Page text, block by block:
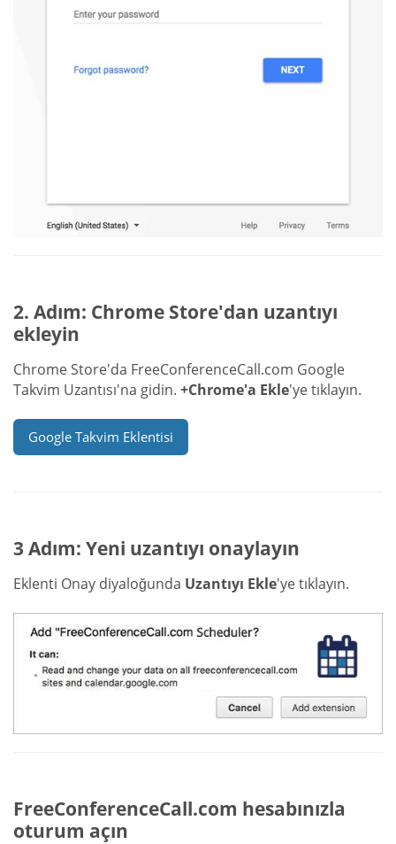
2. Adım: Chrome Store'dan uzantıyı
ekleyin
Chrome Store'da FreeConferenceCall.com Google
Takvim Uzantısı'na gidin. +Chrome'a Ekle'ye tıklayın.
Google Takvim Eklentisi
3 Adım: Yeni uzantıyı onaylayın
Eklenti Onay diyaloğunda Uzantıyı Ekle'ye tıklayın.
FreeConferenceCall.com hesabınızla
oturum açın